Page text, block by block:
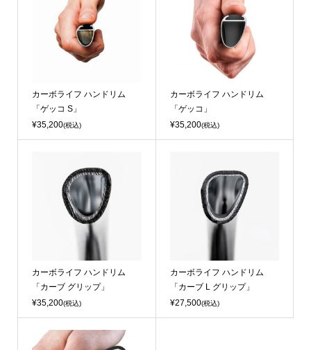
カーボライフ ハンドリム
「ゲッコ S」
¥35,200(税込)
カーボライフ ハンドリム
「ゲッコ」
¥35,200(税込)
カーボライフ ハンドリム
「カーブ グリップ」
¥35,200(税込)
カーボライフ ハンドリム
「カーブ L グリップ」
¥27,500(税込)